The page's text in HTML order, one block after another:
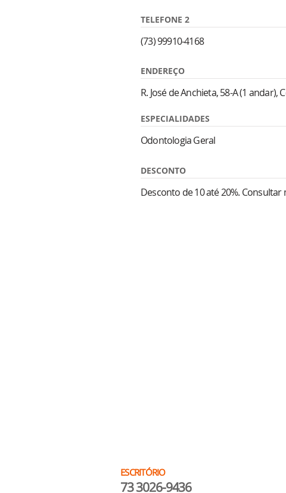
TELEFONE 2
(73) 99910-4168
ENDEREÇO
R. José de Anchieta, 58-A (1 andar),
ESPECIALIDADES
Odontologia Geral
DESCONTO
Desconto de 10 até 20%.
ESCRITÓRIO
73 3026-9436